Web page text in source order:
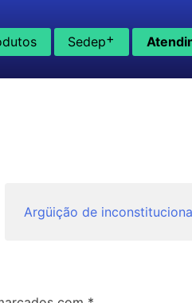
Sedep+
Argüição de